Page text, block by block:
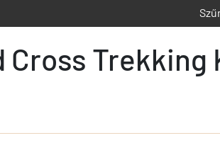
Trekking